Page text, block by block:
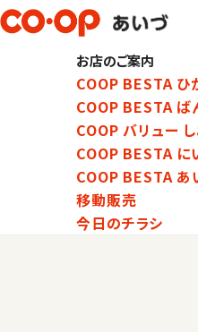
お店のご案内
COOP BESTA ひ
COOP BESTA ば
COOP バリュー
COOP BESTA に
COOP BESTA あ
移動販売
今日のチラシ